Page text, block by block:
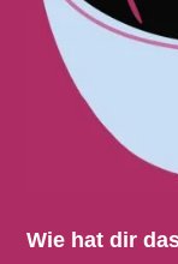
Wie hat dir